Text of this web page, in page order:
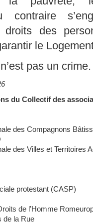
contraire
droits des
le
pas un crime.
du Collectif des
des Compagnons
des Villes et Territoires
protestant (CASP)
de l’Homme
de la Rue